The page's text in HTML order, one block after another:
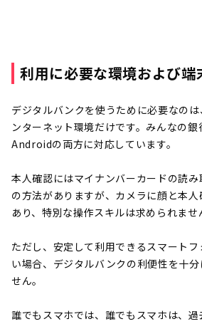
利用に必要な環境および端
デジタルバンクを使うために必要なの
ンターネット環境だけです。みんなの
Androidの両方に対応しています。
本人確認にはマイナンバーカードの読
の方法がありますが、カメラに顔と本
あり、特別な操作スキルは求められませ
ただし、安定して利用できるスマート
い場合、デジタルバンクの利便性を十
せん。
誰でもスマホでは、誰でもスマホは、